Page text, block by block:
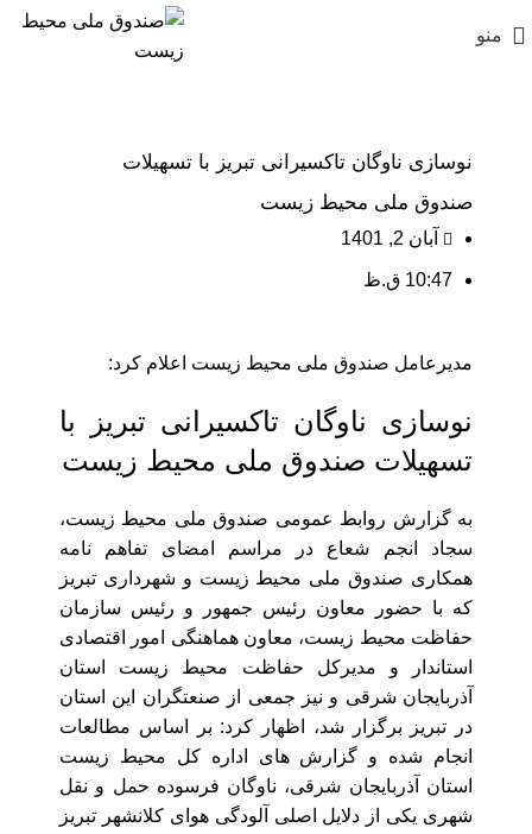
منو
نوسازی ناوگان تاکسیرانی تبریز با تسهیلات
صندوق ملی محیط زیست
آبان 2, 1401
10:47 ق.ظ
مدیرعامل صندوق ملی محیط زیست اعلام کرد:
نوسازی ناوگان تاکسیرانی تبریز با
تسهیلات صندوق ملی محیط زیست
به گزارش روابط عمومی صندوق ملی محیط زیست،
سجاد انجم شعاع در مراسم امضای تفاهم نامه
همکاری صندوق ملی محیط زیست و شهرداری تبریز
که با حضور معاون رئیس جمهور و رئیس سازمان
حفاظت محیط زیست، معاون هماهنگی امور اقتصادی
استاندار و مدیرکل حفاظت محیط زیست استان
آذربایجان شرقی و نیز جمعی از صنعتگران این استان
در تبریز برگزار شد، اظهار کرد: بر اساس مطالعات
انجام شده و گزارش های اداره کل محیط زیست
استان آذربایجان شرقی، ناوگان فرسوده حمل و نقل
شهری یکی از دلایل اصلی آلودگی هوای کلانشهر تبریز